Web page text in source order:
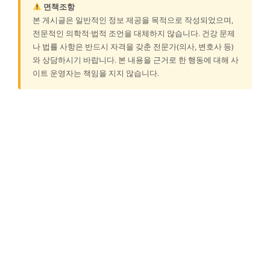
면책조항
본 게시글은 일반적인 정보 제공을 목적으로 작성되었으며,
전문적인 의학적·법적 조언을 대체하지 않습니다. 건강 문제
나 법률 사항은 반드시 자격을 갖춘 전문가(의사, 변호사 등)
와 상담하시기 바랍니다. 본 내용을 근거로 한 행동에 대해 사
이트 운영자는 책임을 지지 않습니다.